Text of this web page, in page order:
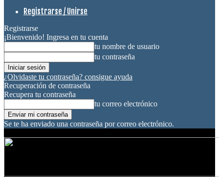
Registrarse / Unirse
Registrarse
¡Bienvenido! Ingresa en tu cuenta
tu nombre de usuario
tu contraseña
¿Olvidaste tu contraseña? consigue ayuda
Recuperación de contraseña
Recupera tu contraseña
tu correo electrónico
Se te ha enviado una contraseña por correo electrónico.